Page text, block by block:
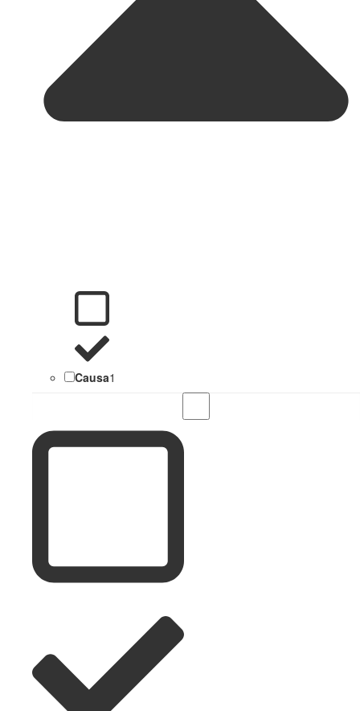
Causa1